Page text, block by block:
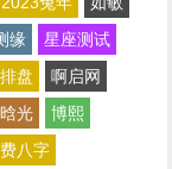
缘
星座测试
盘
啊启网
晗光
博熙
八字